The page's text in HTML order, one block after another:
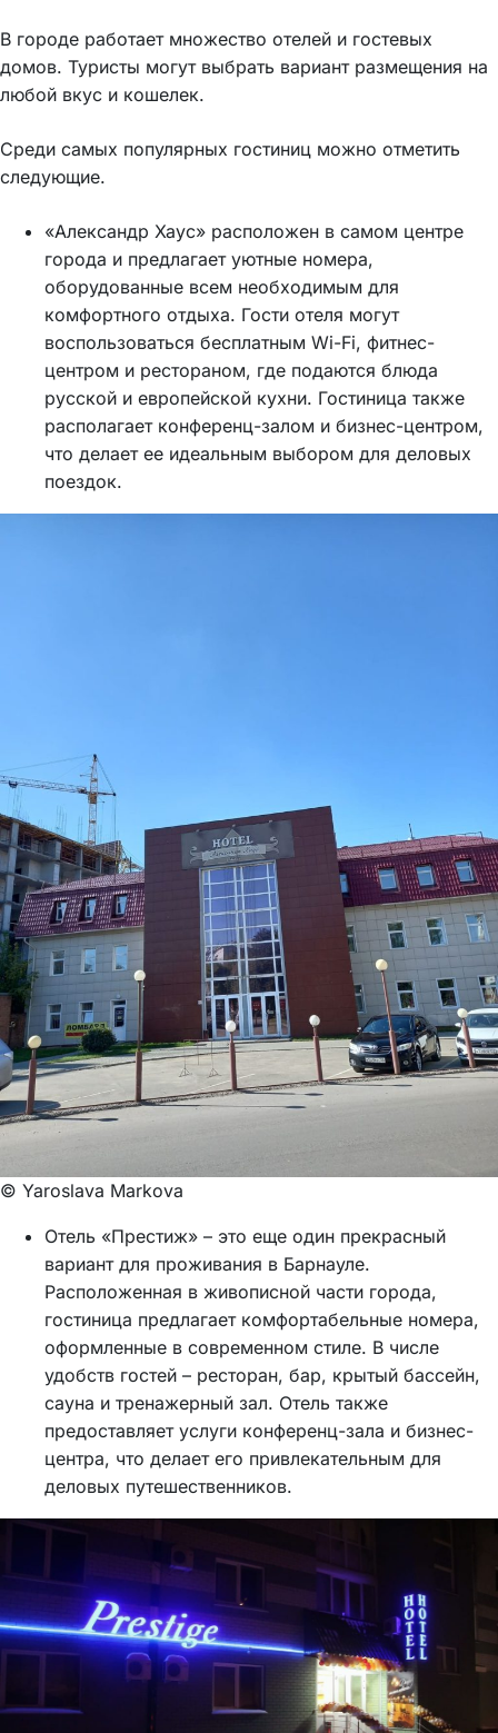
В городе работает множество отелей и гостевых
домов. Туристы могут выбрать вариант размещения на
любой вкус и кошелек.
Среди самых популярных гостиниц можно отметить
следующие.
«Александр Хаус» расположен в самом центре
города и предлагает уютные номера,
оборудованные всем необходимым для
комфортного отдыха. Гости отеля могут
воспользоваться бесплатным Wi-Fi, фитнес-
центром и рестораном, где подаются блюда
русской и европейской кухни. Гостиница также
располагает конференц-залом и бизнес-центром,
что делает ее идеальным выбором для деловых
поездок.
© Yaroslava Markova
Отель «Престиж» – это еще один прекрасный
вариант для проживания в Барнауле.
Расположенная в живописной части города,
гостиница предлагает комфортабельные номера,
оформленные в современном стиле. В числе
удобств гостей – ресторан, бар, крытый бассейн,
сауна и тренажерный зал. Отель также
предоставляет услуги конференц-зала и бизнес-
центра, что делает его привлекательным для
деловых путешественников.